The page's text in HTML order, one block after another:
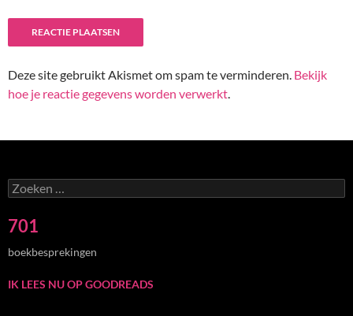
Deze site gebruikt Akismet om spam te verminderen. Bekijk
hoe je reactie gegevens worden verwerkt.
Zoeken
naar:
701
boekbesprekingen
IK LEES NU OP GOODREADS